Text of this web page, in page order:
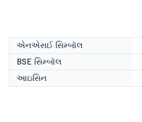
એનએસઈ સિમ્બૉલ
BSE સિમ્બૉલ
આઇસિન